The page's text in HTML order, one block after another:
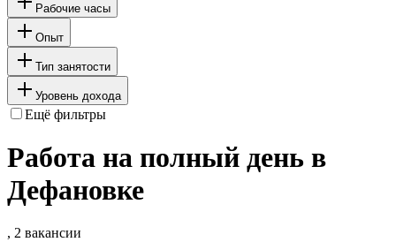
Рабочие часы
Опыт
Тип занятости
Уровень дохода
Ещё фильтры
Работа на полный день в
Дефановке
, 2 вакансии